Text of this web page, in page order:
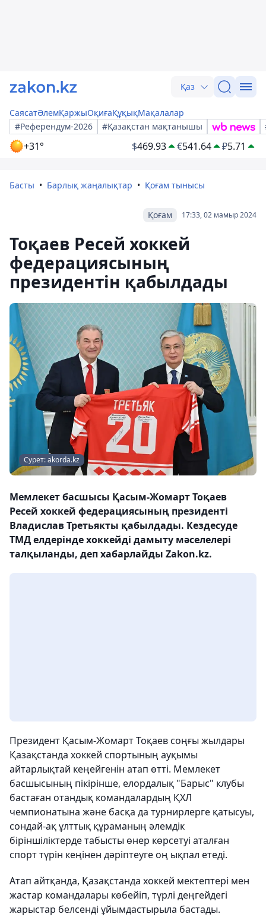
Қаз
СаясатӘлемҚаржыОқиғаҚұқықМақалалар
#Референдум-2026
#Қазақстан мақтанышы
+31° $469.93 €541.64 ₽5.71
Басты Барлық жаңалықтар Қоғам тынысы
17:33, 02 мамыр 2024
Қоғам
Тоқаев Ресей хоккей
федерациясының
президентін қабылдады
Сурет: akorda.kz
Мемлекет басшысы Қасым-Жомарт Тоқаев
Ресей хоккей федерациясының президенті
Владислав Третьякты қабылдады. Кездесуде
ТМД елдерінде хоккейді дамыту мәселелері
талқыланды, деп хабарлайды Zakon.kz.
Президент Қасым-Жомарт Тоқаев соңғы жылдары
Қазақстанда хоккей спортының ауқымы
айтарлықтай кеңейгенін атап өтті. Мемлекет
басшысының пікірінше, елордалық "Барыс" клубы
бастаған отандық командалардың ҚХЛ
чемпионатына және басқа да турнирлерге қатысуы,
сондай-ақ ұлттық құраманың әлемдік
біріншіліктерде табысты өнер көрсетуі аталған
спорт түрін кеңінен дәріптеуге оң ықпал етеді.
Атап айтқанда, Қазақстанда хоккей мектептері мен
жастар командалары көбейіп, түрлі деңгейдегі
жарыстар белсенді ұйымдастырыла бастады.